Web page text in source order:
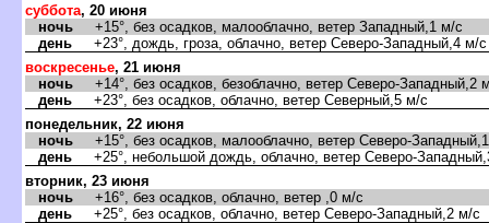
суббота, 20 июня
ночь +15°, без осадков, малооблачно, ветер Западный,1 м/с
день +23°, дождь, гроза, облачно, ветер Северо-Западный,4 м/с
оскресенье, 21 июня
ночь +14°, без осадков, безоблачно, ветер Северо-Западный,2
день +23°, без осадков, облачно, ветер Северный,5 м/с
понедельник, 22 июня
ночь +15°, без осадков, малооблачно, ветер Северо-
день +25°, небольшой дождь, облачно, ветер Северо-
торник, 23 июня
ночь +16°, без осадков, облачно, ветер ,0 м/с
день +25°, без осадков, облачно, ветер Северо-Западный,2 м/с